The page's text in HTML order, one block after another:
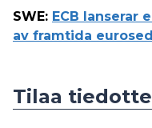
SWE: ECB lanserar
av framtida
Tilaa